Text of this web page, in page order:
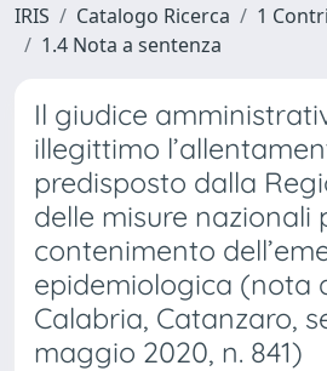
IRIS Catalogo Ricerca
1
1.4 Nota a sentenza
Il giudice
illegittimo
predisposto dalla
delle misure nazionali
contenimento
epidemiologica (nota
Calabria, Catanzaro,
maggio 2020, n. 841)